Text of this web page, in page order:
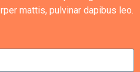
mattis, pulvinar dapibus leo.